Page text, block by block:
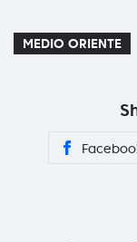
MEDIO ORIENTE